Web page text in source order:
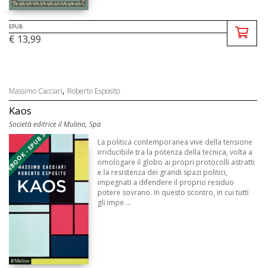
EPUB
€ 13,99
Massimo Cacciari, Roberto Esposito
Kaos
Società editrice il Mulino, Spa
EBOOK - EPUB 3
La politica contemporanea vive della tensione
irriducibile tra la potenza della tecnica, volta a
omologare il globo ai propri protocolli astratti
e la resistenza dei grandi spazi politici,
impegnati a difendere il proprio residuo
potere sovrano. In questo scontro, in cui tutti
gli impe ...